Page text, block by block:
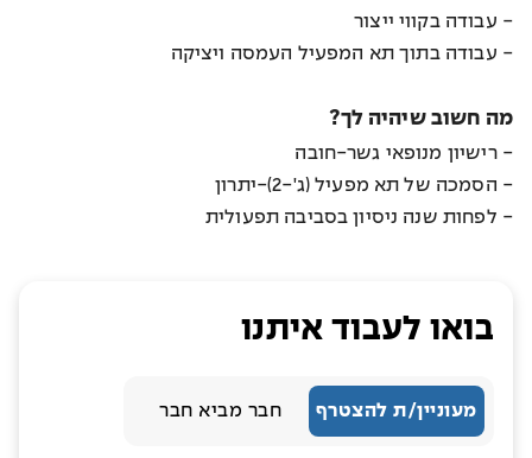
- עבודה בקווי ייצור
- עבודה בתוך תא המפעיל העמסה ויציקה
מה חשוב שיהיה לך?
- רישיון מנופאי גשר-חובה
- הסמכה של תא מפעיל (ג'-2)-יתרון
- לפחות שנה ניסיון בסביבה תפעולית
בואו לעבוד איתנו
מעוניין/ת להצטרף חבר מביא חבר